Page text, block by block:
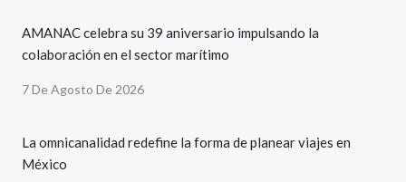
AMANAC celebra su 39 aniversario impulsando la
colaboración en el sector marítimo
7 De Agosto De 2026
La omnicanalidad redefine la forma de planear viajes en
México